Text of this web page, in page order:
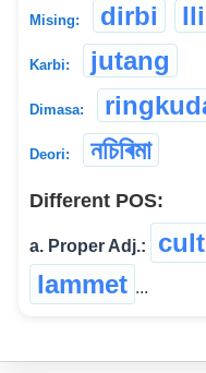
Mising: dirbi
Karbi: jutang
Dimasa:
Deori: নচিৰিমা
Different POS:
a. Proper Adj.:
lammet ...